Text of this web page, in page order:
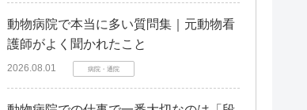
動物病院で本当に多い質問集｜元動物看
護師がよく聞かれたこと
2026.08.01 病院・通院